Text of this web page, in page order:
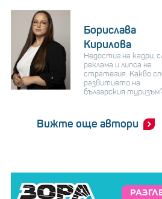
Борислава
Кирилова
Недостиг на кадри,
реклама и липса на
стратегия: Какво
развитието на
българския
Вижте още автори